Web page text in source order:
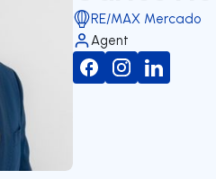
RE/MAX Mercado
Agent